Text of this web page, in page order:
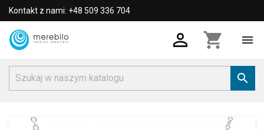
Kontakt z nami: +48 509 336 704
 shopping_cart 
